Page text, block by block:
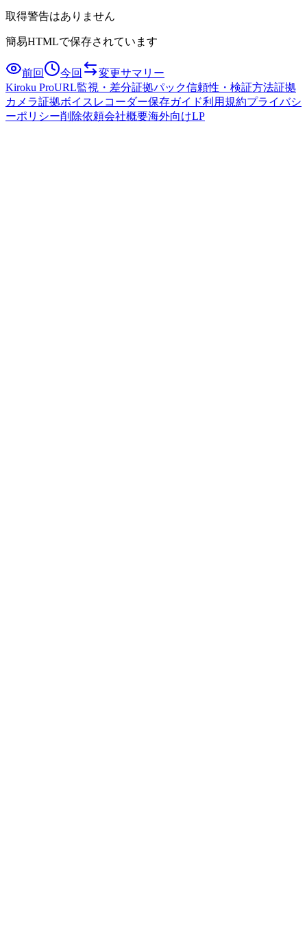
取得警告はありません
簡易HTMLで保存されています
前回 今回
変更サマリー
Kiroku ProURL監視・差分証拠パック信頼性・検証方法証拠
カメラ証拠ボイスレコーダー保存ガイド利用規約プライバシ
ーポリシー削除依頼会社概要海外向けLP